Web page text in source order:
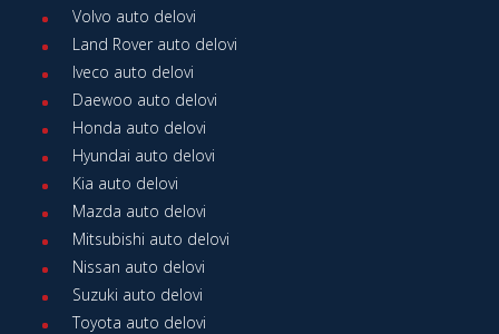
Volvo auto delovi
Land Rover auto delovi
Iveco auto delovi
Daewoo auto delovi
Honda auto delovi
Hyundai auto delovi
Kia auto delovi
Mazda auto delovi
Mitsubishi auto delovi
Nissan auto delovi
Suzuki auto delovi
Toyota auto delovi